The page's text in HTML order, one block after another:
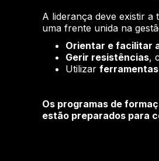
A liderança deve existir
uma frente unida na
Orientar e facilitar
Gerir resistências,
Utilizar
Os programas de
estão preparados para